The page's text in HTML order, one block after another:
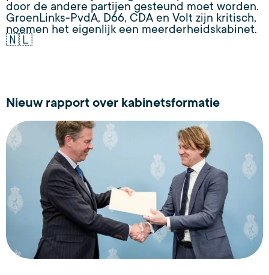
door de andere partijen gesteund moet worden.
GroenLinks-PvdA, D66, CDA en Volt zijn kritisch,
noemen het eigenlijk een meerderheidskabinet.
🇳🇱
Nieuw rapport over kabinetsformatie